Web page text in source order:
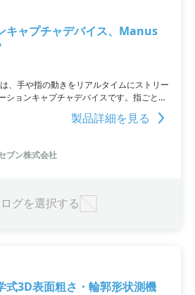
キャプチャデバイス、Manus
、手や指の動きをリアルタイムにストリー
ションキャプチャデバイスです。指ごとに
ックスセンサーに加え、IMUによる11DOF
細かな指の動きを読み取ることができま
確な指のトラッキングとスムーズなフレー
ないハンドキャプチャデータの提供が可
製品詳細を見る
ブン株式会社
グを選択する
式3D表面粗さ・輪郭形状測機